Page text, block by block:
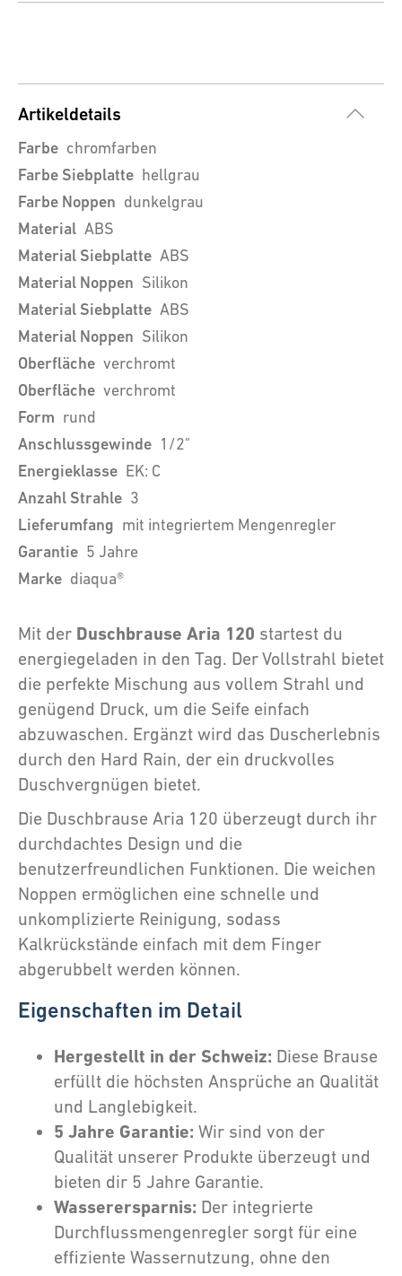
Artikeldetails
Farbe chromfarben
Farbe Siebplatte hellgrau
Farbe Noppen dunkelgrau
Material ABS
Material Siebplatte ABS
Material Noppen Silikon
Material Siebplatte ABS
Material Noppen Silikon
Oberfläche verchromt
Oberfläche verchromt
Form rund
Anschlussgewinde 1/2"
Energieklasse EK: C
Anzahl Strahle 3
Lieferumfang mit integriertem Mengenregler
Garantie 5 Jahre
Marke diaqua®
Mit der Duschbrause Aria 120 startest du
energiegeladen in den Tag. Der Vollstrahl bietet
die perfekte Mischung aus vollem Strahl und
genügend Druck, um die Seife einfach
abzuwaschen. Ergänzt wird das Duscherlebnis
durch den Hard Rain, der ein druckvolles
Duschvergnügen bietet.
Die Duschbrause Aria 120 überzeugt durch ihr
durchdachtes Design und die
benutzerfreundlichen Funktionen. Die weichen
Noppen ermöglichen eine schnelle und
unkomplizierte Reinigung, sodass
Kalkrückstände einfach mit dem Finger
abgerubbelt werden können.
Eigenschaften im Detail
Hergestellt in der Schweiz: Diese Brause
erfüllt die höchsten Ansprüche an Qualität
und Langlebigkeit.
5 Jahre Garantie: Wir sind von der
Qualität unserer Produkte überzeugt und
bieten dir 5 Jahre Garantie.
Wasserersparnis: Der integrierte
Durchflussmengenregler sorgt für eine
effiziente Wassernutzung, ohne den